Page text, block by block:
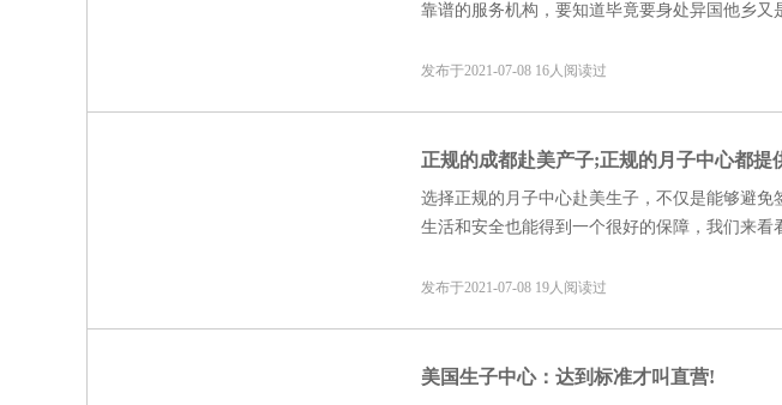
靠谱的服务机构，要知道毕竟要身处异国他乡
的家庭面对的选择太多。那么，如何选择月子中
发布于2021-07-08 16人阅读过
正规的成都赴美产子;正规的月子中心都提
选择正规的月子中心赴美生子，不仅是能够避
生活和安全也能得到一个很好的保障，我们来
发布于2021-07-08 19人阅读过
美国生子中心：达到标准才叫直营!